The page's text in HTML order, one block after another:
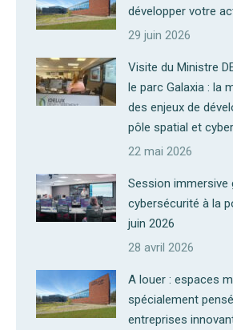
développer votre
29 juin 2026
Visite du Ministre
le parc Galaxia : la
des enjeux de
pôle spatial et cyber
22 mai 2026
Session immersive
cybersécurité à la
juin 2026
28 avril 2026
A louer : espaces
spécialement
entreprises